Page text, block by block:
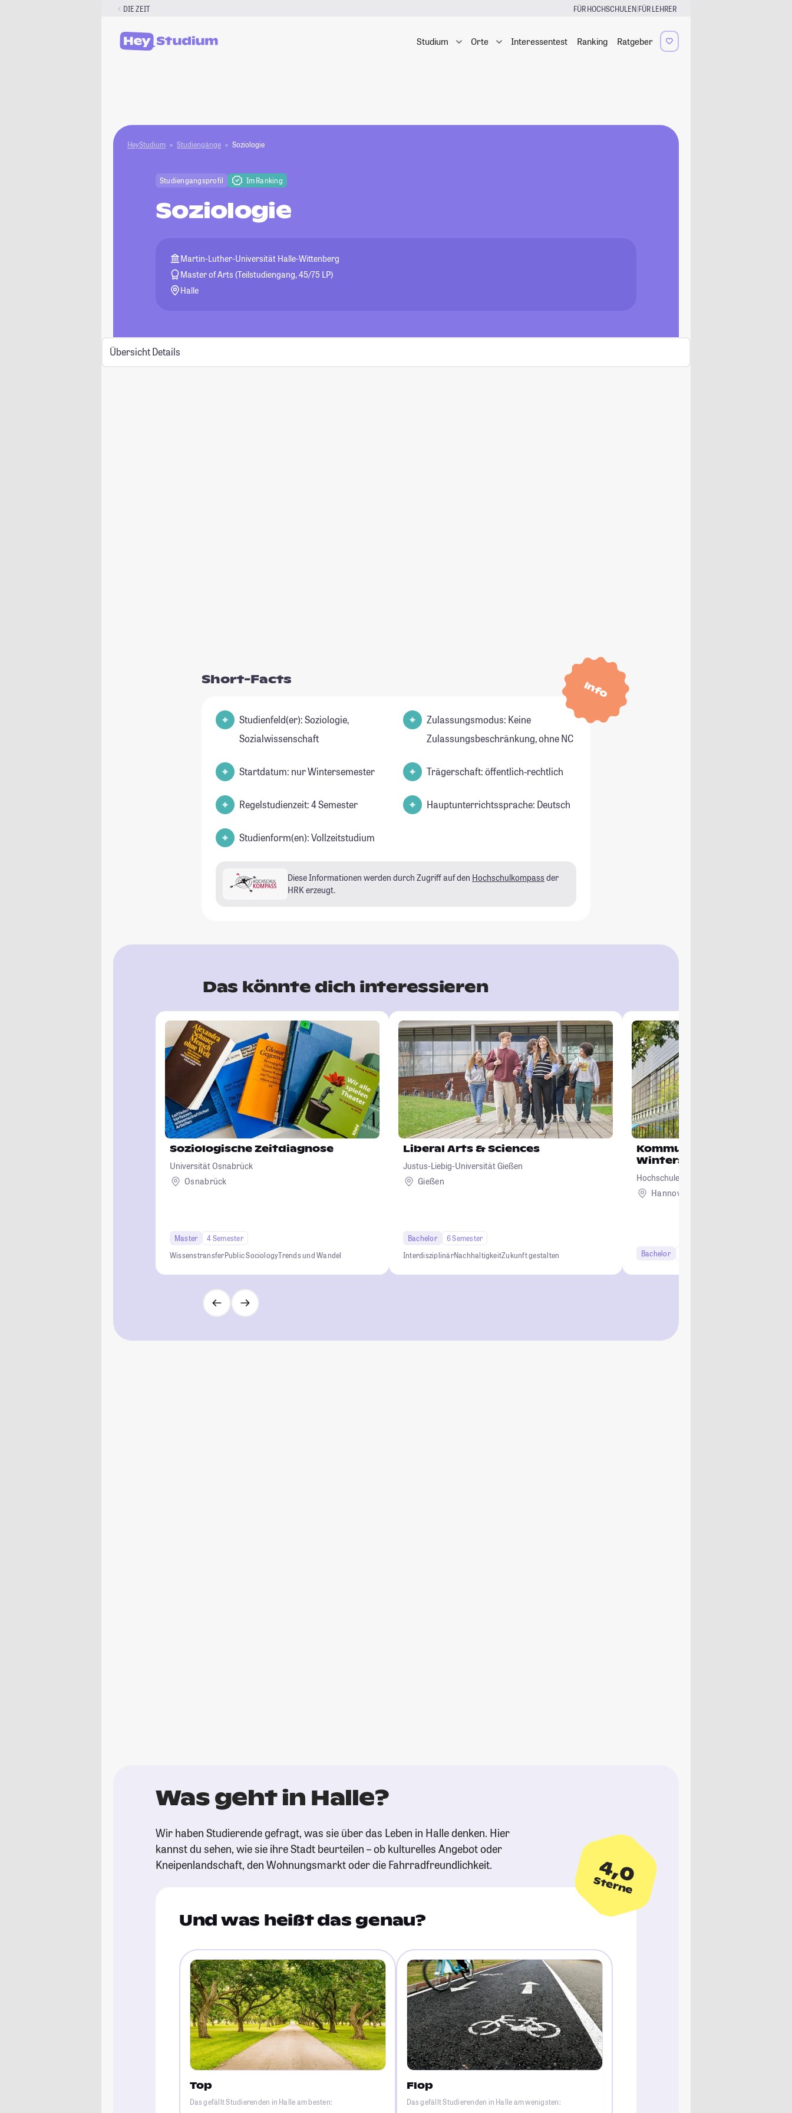
DIE ZEIT FÜR HOCHSCHULEN|FÜR LEHRER
Studium Orte Interessentest Ranking Ratgeber
HeyStudium Studiengänge Soziologie
Studiengangsprofil Im Ranking
Soziologie
Martin-Luther-Universität Halle-Wittenberg
Master of Arts (Teilstudiengang, 45/75 LP)
Halle
Übersicht Details
Info
Short-Facts
Studienfeld(er): Soziologie,
Sozialwissenschaft
Startdatum: nur Wintersemester
Regelstudienzeit: 4 Semester
Studienform(en): Vollzeitstudium
Zulassungsmodus: Keine
Zulassungsbeschränkung, ohne NC
Trägerschaft: öffentlich-rechtlich
Hauptunterrichtssprache: Deutsch
Diese Informationen werden durch Zugriff auf den Hochschulkompass der
HRK erzeugt.
Das könnte dich interessieren
Soziologische Zeitdiagnose
Universität Osnabrück
Osnabrück
Master
4 Semester
WissenstransferPublic SociologyTrends und Wandel
Liberal Arts & Sciences
Justus-Liebig-Universität Gießen
Gießen
Bachelor
6 Semester
InterdisziplinärNachhaltigkeitZukunft gestalten
Wintersemester 2023)
Hochschule für Musik, Theater und
Hannover
Bachelor
Was geht in Halle?
Wir haben Studierende gefragt, was sie über das Leben in Halle denken. Hier
kannst du sehen, wie sie ihre Stadt beurteilen – ob kulturelles Angebot oder
Kneipenlandschaft, den Wohnungsmarkt oder die Fahrradfreundlichkeit.
4,0
Sterne
Und was heißt das genau?
Top
Das gefällt Studierenden in Halle am besten:
Flop
Das gefällt Studierenden in Halle am wenigsten: